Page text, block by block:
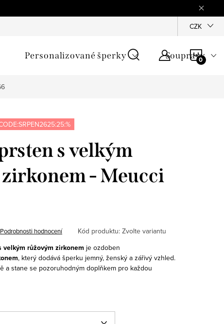
Jak
CZK
Personalizované šperky Soupravy
s velkým
- Meucci
Podrobnosti hodnocení Kód produktu: Zvolte variantu
růžovým zirkonem je ozdoben
, který dodává šperku jemný, ženský a zářivý vzhled.
a stane se pozoruhodným doplňkem pro každou